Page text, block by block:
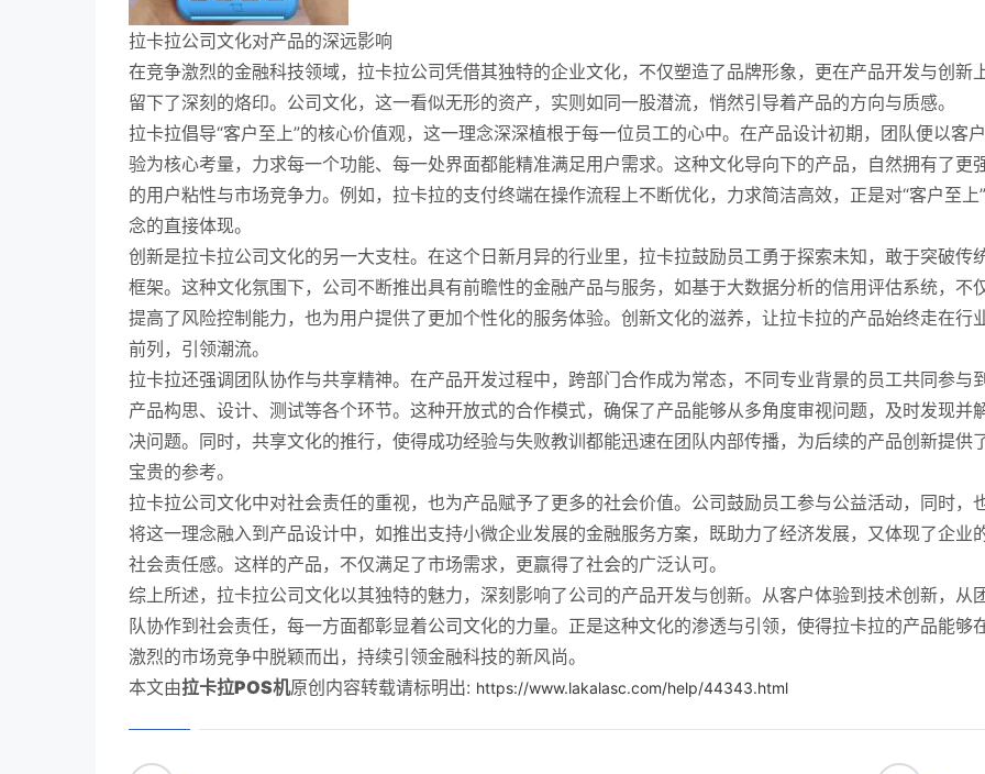
拉卡拉公司文化对产品的深远影响
在竞争激烈的金融科技领域，拉卡拉公司凭借其独特的企业文化，不仅塑造了品牌形象，更在产品开发与创新
留下了深刻的烙印。公司文化，这一看似无形的资产，实则如同一股潜流，悄然引导着产品的方向与质感。
拉卡拉倡导“客户至上”的核心价值观，这一理念深深植根于每一位员工的心中。在产品设计初期，团队便以客
验为核心考量，力求每一个功能、每一处界面都能精准满足用户需求。这种文化导向下的产品，自然拥有了更
的用户粘性与市场竞争力。例如，拉卡拉的支付终端在操作流程上不断优化，力求简洁高效，正是对“客户至上
念的直接体现。
创新是拉卡拉公司文化的另一大支柱。在这个日新月异的行业里，拉卡拉鼓励员工勇于探索未知，敢于突破传
框架。这种文化氛围下，公司不断推出具有前瞻性的金融产品与服务，如基于大数据分析的信用评估系统，不
提高了风险控制能力，也为用户提供了更加个性化的服务体验。创新文化的滋养，让拉卡拉的产品始终走在行
前列，引领潮流。
拉卡拉还强调团队协作与共享精神。在产品开发过程中，跨部门合作成为常态，不同专业背景的员工共同参与
产品构思、设计、测试等各个环节。这种开放式的合作模式，确保了产品能够从多角度审视问题，及时发现并
决问题。同时，共享文化的推行，使得成功经验与失败教训都能迅速在团队内部传播，为后续的产品创新提供
宝贵的参考。
拉卡拉公司文化中对社会责任的重视，也为产品赋予了更多的社会价值。公司鼓励员工参与公益活动，同时，
将这一理念融入到产品设计中，如推出支持小微企业发展的金融服务方案，既助力了经济发展，又体现了企业
社会责任感。这样的产品，不仅满足了市场需求，更赢得了社会的广泛认可。
综上所述，拉卡拉公司文化以其独特的魅力，深刻影响了公司的产品开发与创新。从客户体验到技术创新，从
队协作到社会责任，每一方面都彰显着公司文化的力量。正是这种文化的渗透与引领，使得拉卡拉的产品能够
激烈的市场竞争中脱颖而出，持续引领金融科技的新风尚。
本文由拉卡拉POS机原创内容转载请标明出: https://www.lakalasc.com/help/44343.html